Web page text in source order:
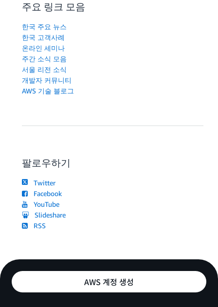
주요 링크 모음
한국 주요 뉴스
한국 고객사례
온라인 세미나
주간 소식 모음
서울 리전 소식
개발자 커뮤니티
AWS 기술 블로그
팔로우하기
Twitter
Facebook
YouTube
Slideshare
RSS
AWS 계정 생성